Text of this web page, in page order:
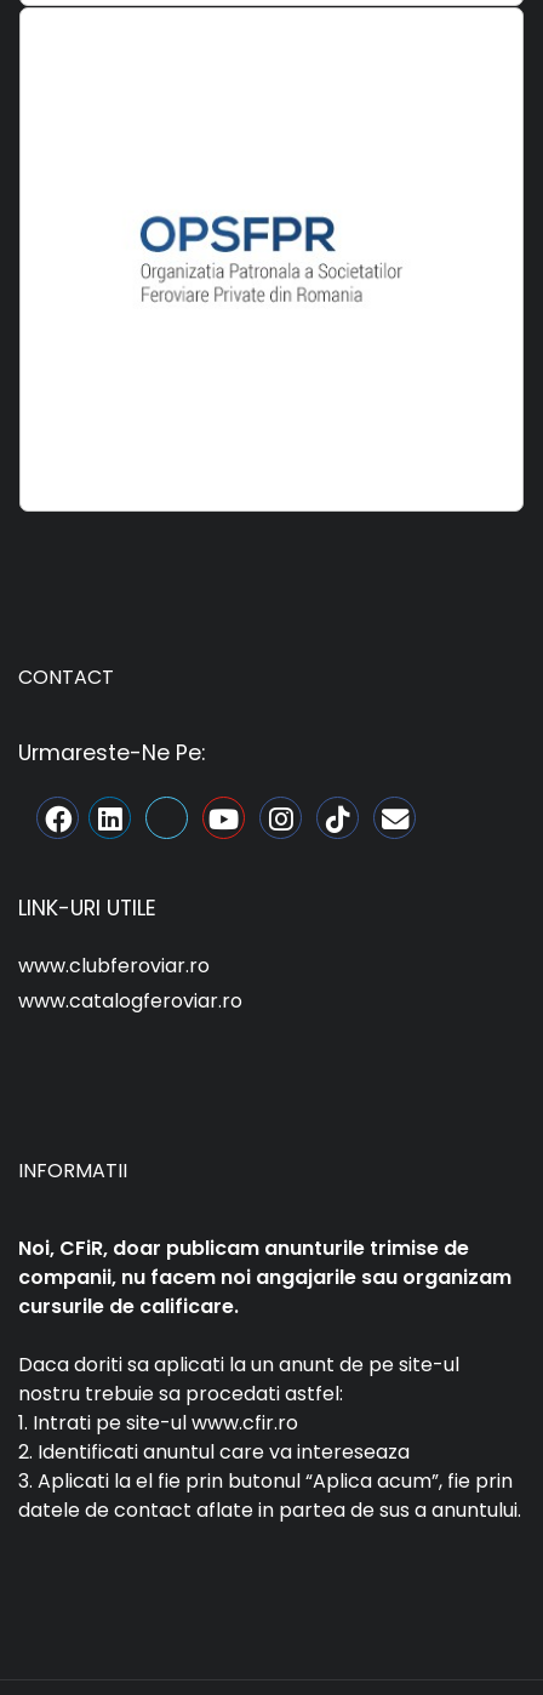
CONTACT
Urmareste-Ne Pe:
LINK-URI UTILE
www.clubferoviar.ro
www.catalogferoviar.ro
INFORMATII
Noi, CFiR, doar publicam anunturile trimise de
companii, nu facem noi angajarile sau organizam
cursurile de calificare.
Daca doriti sa aplicati la un anunt de pe site-ul
nostru trebuie sa procedati astfel:
1. Intrati pe site-ul www.cfir.ro
2. Identificati anuntul care va intereseaza
3. Aplicati la el fie prin butonul “Aplica acum”, fie prin
datele de contact aflate in partea de sus a anuntului.